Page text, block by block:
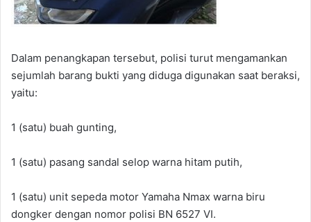
Dalam penangkapan tersebut, polisi turut mengamankan
sejumlah barang bukti yang diduga digunakan saat beraksi,
yaitu:
1 (satu) buah gunting,
1 (satu) pasang sandal selop warna hitam putih,
1 (satu) unit sepeda motor Yamaha Nmax warna biru
dongker dengan nomor polisi BN 6527 VI.